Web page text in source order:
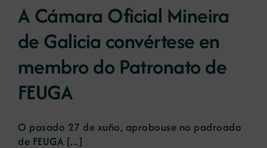
A Cámara Oficial Mineira
de Galicia convértese en
membro do Patronato de
FEUGA
O pasado 27 de xuño, aprobouse no padroado
de FEUGA [...]